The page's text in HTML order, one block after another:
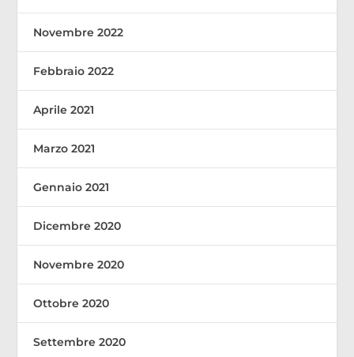
Novembre 2022
Febbraio 2022
Aprile 2021
Marzo 2021
Gennaio 2021
Dicembre 2020
Novembre 2020
Ottobre 2020
Settembre 2020